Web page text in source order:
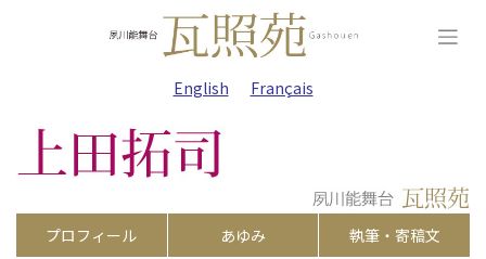
English Français
プロフィール あゆみ 執筆・寄稿文